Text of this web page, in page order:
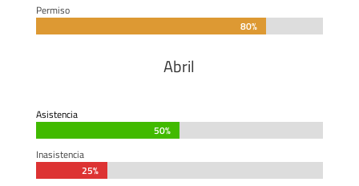
Permiso
80%
80%
Abril
Asistencia
50%
50%
Inasistencia
25%
25%